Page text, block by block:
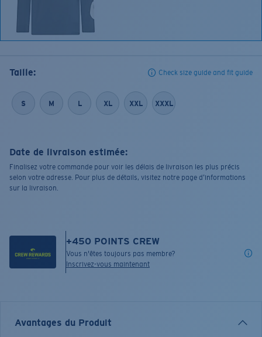
Taille: Check size guide and fit guide
S M L XL XXL XXXL
Date de livraison estimée:
Finalisez votre commande pour voir les délais de livraison les plus précis
selon votre adresse. Pour plus de détails, visitez notre page d’informations
sur la livraison.
+450 POINTS CREW
Vous n'êtes toujours pas membre?
Inscrivez-vous maintenant
Avantages du Produit